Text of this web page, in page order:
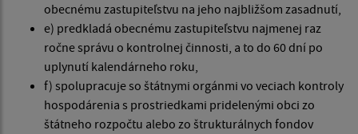
obecnému zastupiteľstvu na jeho najbližšom zasadnutí,
e) predkladá obecnému zastupiteľstvu najmenej raz
ročne správu o kontrolnej činnosti, a to do 60 dní po
uplynutí kalendárneho roku,
f) spolupracuje so štátnymi orgánmi vo veciach kontroly
hospodárenia s prostriedkami pridelenými obci zo
štátneho rozpočtu alebo zo štrukturálnych fondov